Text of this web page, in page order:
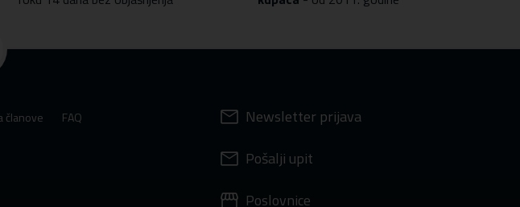
članove
FAQ
Newsletter prijava
Pošalji upit
Poslovnice